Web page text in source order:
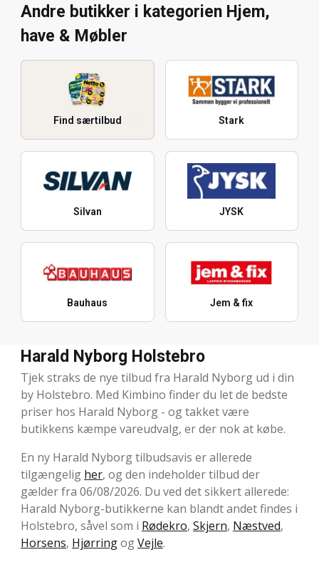
Andre butikker i kategorien Hjem,
have & Møbler
Find særtilbud Stark
Silvan JYSK
Bauhaus Jem & fix
Harald Nyborg Holstebro
Tjek straks de nye tilbud fra Harald Nyborg ud i din
by Holstebro. Med Kimbino finder du let de bedste
priser hos Harald Nyborg - og takket være
butikkens kæmpe vareudvalg, er der nok at købe.
En ny Harald Nyborg tilbudsavis er allerede
tilgængelig her, og den indeholder tilbud der
gælder fra 06/08/2026. Du ved det sikkert allerede:
Harald Nyborg-butikkerne kan blandt andet findes i
Holstebro, såvel som i Rødekro, Skjern, Næstved,
Horsens, HjørringogVejle.